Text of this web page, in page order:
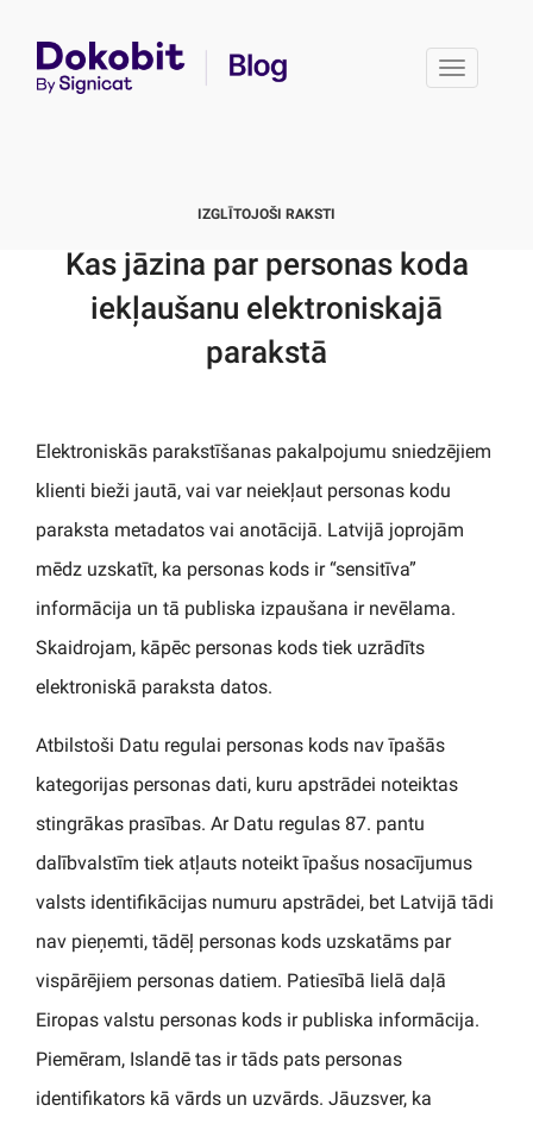
Toggle
IZGLĪTOJOŠI RAKSTI
Kas jāzina par personas koda
iekļaušanu elektroniskajā
parakstā
Elektroniskās parakstīšanas pakalpojumu sniedzējiem
klienti bieži jautā, vai var neiekļaut personas kodu
paraksta metadatos vai anotācijā. Latvijā joprojām
mēdz uzskatīt, ka personas kods ir “sensitīva”
informācija un tā publiska izpaušana ir nevēlama.
Skaidrojam, kāpēc personas kods tiek uzrādīts
elektroniskā paraksta datos.
Atbilstoši Datu regulai personas kods nav īpašās
kategorijas personas dati, kuru apstrādei noteiktas
stingrākas prasības. Ar Datu regulas 87. pantu
dalībvalstīm tiek atļauts noteikt īpašus nosacījumus
valsts identifikācijas numuru apstrādei, bet Latvijā tādi
nav pieņemti, tādēļ personas kods uzskatāms par
vispārējiem personas datiem. Patiesībā lielā daļā
Eiropas valstu personas kods ir publiska informācija.
Piemēram, Islandē tas ir tāds pats personas
identifikators kā vārds un uzvārds. Jāuzsver, ka